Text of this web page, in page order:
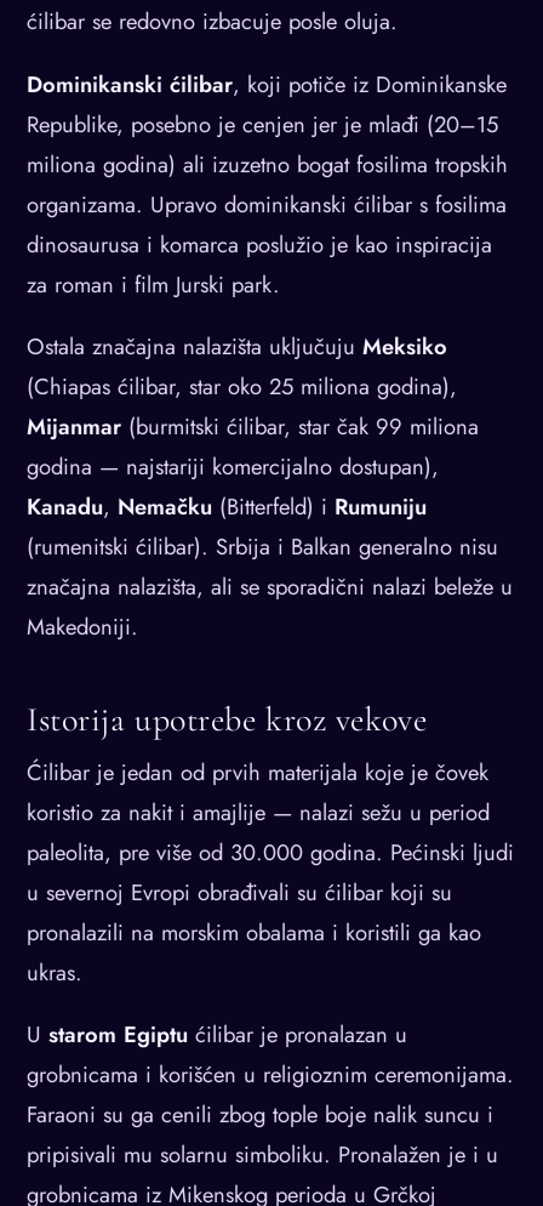
ćilibar se redovno izbacuje posle oluja.
Dominikanski ćilibar, koji potiče iz Dominikanske
Republike, posebno je cenjen jer je mlađi (20–15
miliona godina) ali izuzetno bogat fosilima tropskih
organizama. Upravo dominikanski ćilibar s fosilima
dinosaurusa i komarca poslužio je kao inspiracija
za roman i film Jurski park.
Ostala značajna nalazišta uključuju Meksiko
(Chiapas ćilibar, star oko 25 miliona godina),
Mijanmar (burmitski ćilibar, star čak 99 miliona
godina — najstariji komercijalno dostupan),
Kanadu, Nemačku (Bitterfeld) i Rumuniju
(rumenitski ćilibar). Srbija i Balkan generalno nisu
značajna nalazišta, ali se sporadični nalazi beleže u
Makedoniji.
Istorija upotrebe kroz vekove
Ćilibar je jedan od prvih materijala koje je čovek
koristio za nakit i amajlije — nalazi sežu u period
paleolita, pre više od 30.000 godina. Pećinski ljudi
u severnoj Evropi obrađivali su ćilibar koji su
pronalazili na morskim obalama i koristili ga kao
ukras.
U starom Egiptu ćilibar je pronalazan u
grobnicama i korišćen u religioznim ceremonijama.
Faraoni su ga cenili zbog tople boje nalik suncu i
pripisivali mu solarnu simboliku. Pronalažen je i u
grobnicama iz Mikenskog perioda u Grčkoj